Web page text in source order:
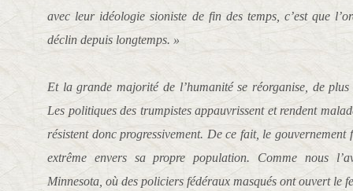
avec leur idéologie sioniste de fin des temps, c’est que
déclin depuis longtemps. »
Et la grande majorité de l’humanité se réorganise, de
Les politiques des trumpistes appauvrissent et rendent
résistent donc progressivement. De ce fait, le
extrême envers sa propre population. Comme nous
Minnesota, où des policiers fédéraux masqués ont ouvert le